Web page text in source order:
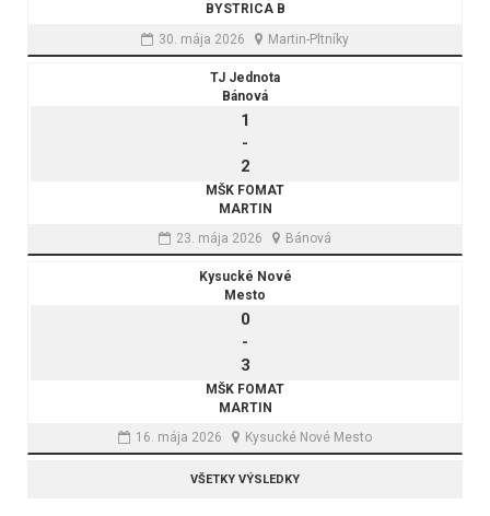
BYSTRICA B
30. mája 2026
Martin-Pltníky
TJ Jednota
Bánová
1
-
2
MŠK FOMAT
MARTIN
23. mája 2026
Bánová
Kysucké Nové
Mesto
0
-
3
MŠK FOMAT
MARTIN
16. mája 2026
Kysucké Nové Mesto
VŠETKY VÝSLEDKY